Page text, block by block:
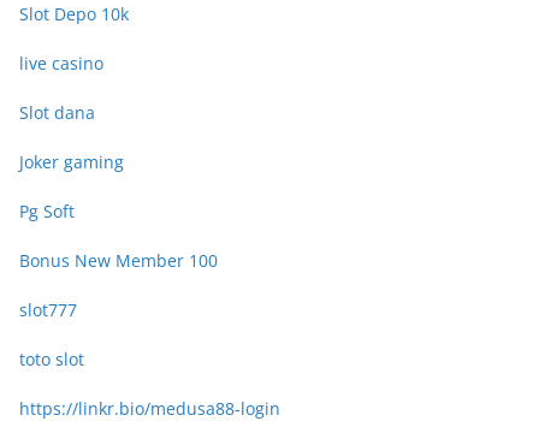
Slot Depo 10k
live casino
Slot dana
Joker gaming
Pg Soft
Bonus New Member 100
slot777
toto slot
https://linkr.bio/medusa88-login